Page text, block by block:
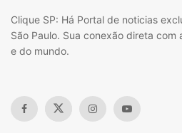
Clique SP: Há Portal de noticias
São Paulo. Sua conexão direta com
e do mundo.